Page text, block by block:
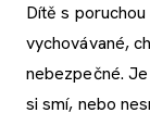
Dítě s
vychovávané,
nebezpečné.
si smí, nebo